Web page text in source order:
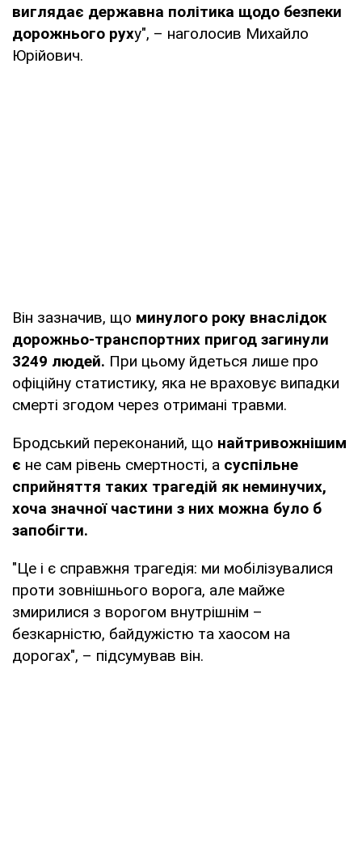
виглядає державна політика щодо безпеки
дорожнього руху", – наголосив Михайло
Юрійович.
Він зазначив, що минулого року внаслідок
дорожньо-транспортних пригод загинули
3249 людей. При цьому йдеться лише про
офіційну статистику, яка не враховує випадки
смерті згодом через отримані травми.
Бродський переконаний, що найтривожнішим
є не сам рівень смертності, а суспільне
сприйняття таких трагедій як неминучих,
хоча значної частини з них можна було б
запобігти.
"Це і є справжня трагедія: ми мобілізувалися
проти зовнішнього ворога, але майже
змирилися з ворогом внутрішнім –
безкарністю, байдужістю та хаосом на
дорогах", – підсумував він.